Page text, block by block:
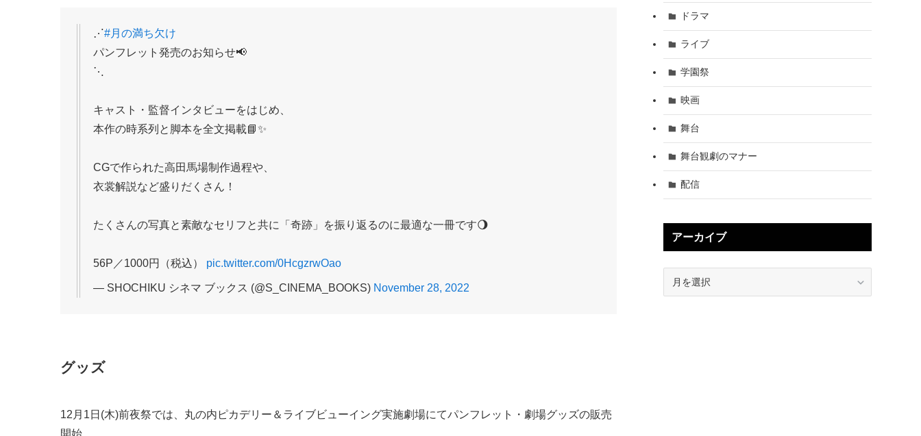
⋰#月の満ち欠け
パンフレット発売のお知らせ📢
⋱
キャスト・監督インタビューをはじめ、
本作の時系列と脚本を全文掲載📘✨
CGで作られた高田馬場制作過程や、
衣裳解説など盛りだくさん！
たくさんの写真と素敵なセリフと共に「奇跡」を振り返るのに最適な一冊です🌖
56P／1000円（税込） pic.twitter.com/0HcgzrwOao
— SHOCHIKU シネマ ブックス (@S_CINEMA_BOOKS) November 28, 2022
グッズ
12月1日(木)前夜祭では、丸の内ピカデリー＆ライブビューイング実施劇場にてパンフレット・劇場グッズの販売
ドラマ
ライブ
学園祭
映画
舞台
舞台観劇のマナー
配信
アーカイブ